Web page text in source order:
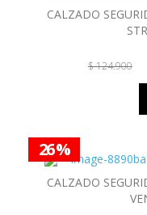
CALZADO
$ 124.900
26 %
CALZADO